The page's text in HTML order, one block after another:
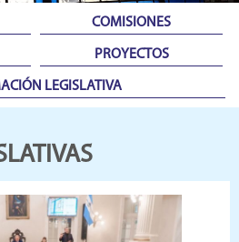
COMISIONES
PROYECTOS
LEGISLATIVA